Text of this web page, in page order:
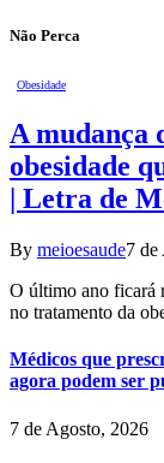
Não Perca
Obesidade
A mudança
obesidade
| Letra de
By meioesaude7 de
O último ano ficará
no tratamento da
Médicos que
agora podem ser
7 de Agosto, 2026